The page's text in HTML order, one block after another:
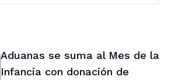
Aduanas se suma al Mes de la
Infancia con donación de